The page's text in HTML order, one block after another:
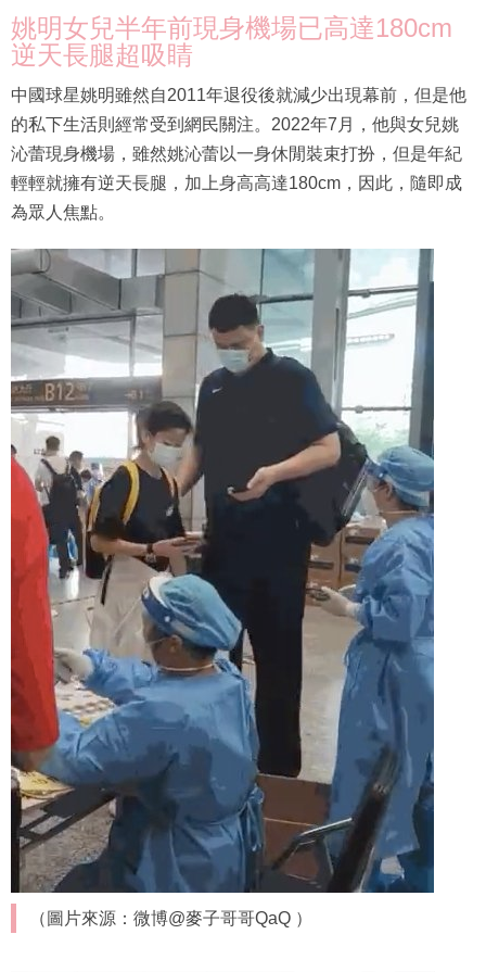
姚明女兒半年前現身機場已高達180cm
逆天長腿超吸睛
中國球星姚明雖然自2011年退役後就減少出現幕前，但是他
的私下生活則經常受到網民關注。2022年7月，他與女兒姚
沁蕾現身機場，雖然姚沁蕾以一身休閒裝束打扮，但是年紀
輕輕就擁有逆天長腿，加上身高高達180cm，因此，隨即成
為眾人焦點。
（圖片來源：微博@麥子哥哥QaQ ）